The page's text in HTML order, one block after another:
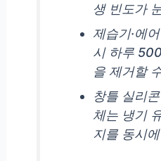
생 빈도가
제습기·에
시 하루
을 제거할
창틀 실리
체는 냉기
지를 동시